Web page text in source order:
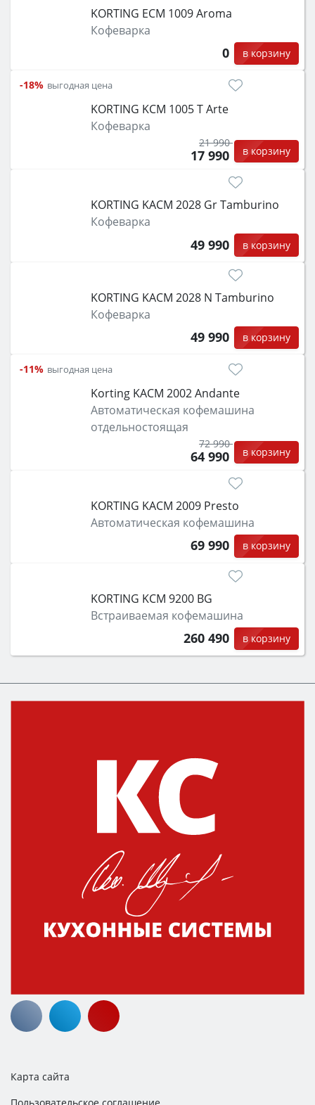
KORTING ECM 1009 Aroma
Кофеварка
0 в корзину
-18% выгодная цена
KORTING KCM 1005 T Arte
Кофеварка
21 990
17 990 в корзину
KORTING KACM 2028 Gr Tamburino
Кофеварка
49 990 в корзину
KORTING KACM 2028 N Tamburino
Кофеварка
49 990 в корзину
-11% выгодная цена
Korting KACM 2002 Andante
Автоматическая кофемашина
отдельностоящая
72 990
64 990 в корзину
KORTING KACM 2009 Presto
Автоматическая кофемашина
69 990 в корзину
KORTING KCM 9200 BG
Встраиваемая кофемашина
260 490 в корзину
Карта сайта